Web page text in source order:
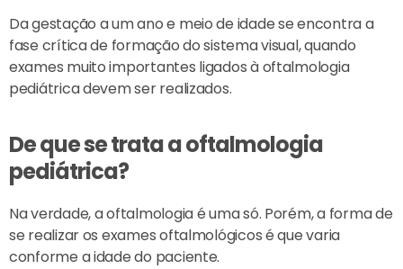
Da gestação a um ano e meio de idade se encontra a
fase crítica de formação do sistema visual, quando
exames muito importantes ligados à oftalmologia
pediátrica devem ser realizados.
De que se trata a oftalmologia
pediátrica?
Na verdade, a oftalmologia é uma só. Porém, a forma de
se realizar os exames oftalmológicos é que varia
conforme a idade do paciente.